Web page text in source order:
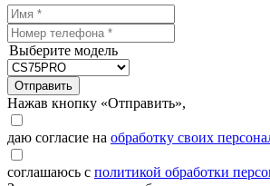
Выберите модель
Отправить
Нажав кнопку «Отправить»,
даю согласие на обработку своих
соглашаюсь с политикой обработки